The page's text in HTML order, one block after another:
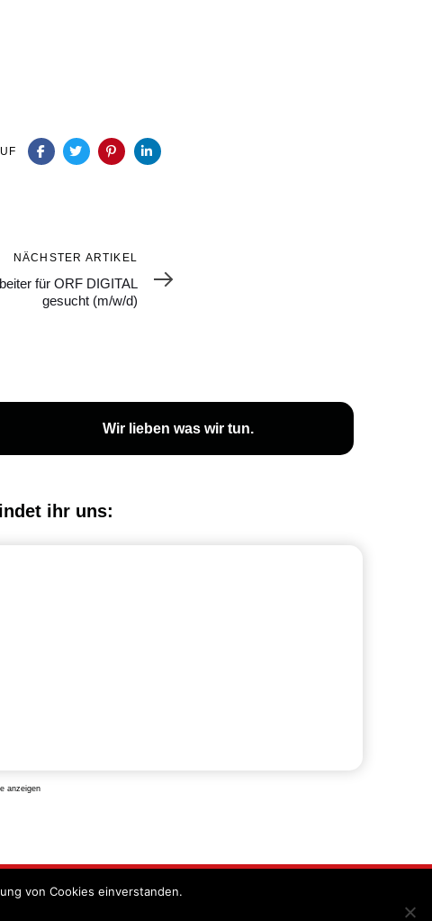
NÄCHSTER ARTIKEL
für ORF DIGITAL
gesucht (m/w/d)
Wir lieben was wir tun.
ihr uns:
anzeigen
Allgemeine Geschäftsbedingungen
von Cookies einverstanden.